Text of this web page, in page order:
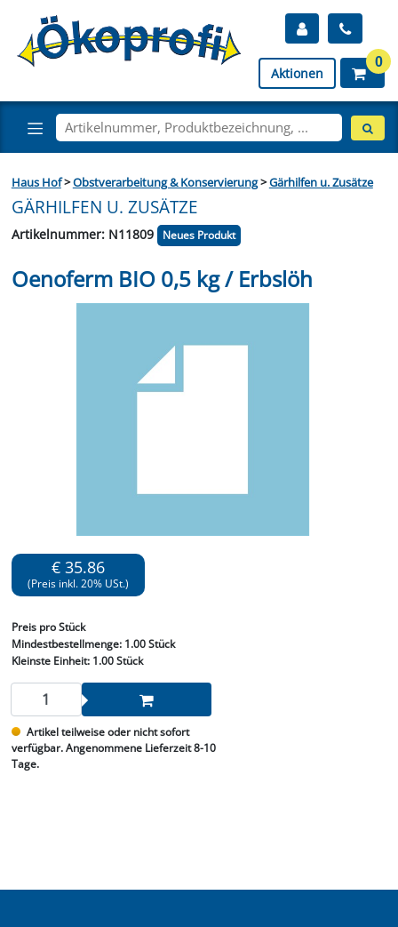
Aktionen
0
Haus Hof>Obstverarbeitung & Konservierung>Gärhilfen u. Zusätze
GÄRHILFEN U. ZUSÄTZE
Artikelnummer: N11809 Neues Produkt
Oenoferm BIO 0,5 kg / Erbslöh
€ 35.86
(Preis inkl. 20% USt.)
Preis pro Stück
Mindestbestellmenge: 1.00 Stück
Kleinste Einheit:1.00 Stück
Artikel teilweise oder nicht sofort
verfügbar. Angenommene Lieferzeit 8-10
Tage.